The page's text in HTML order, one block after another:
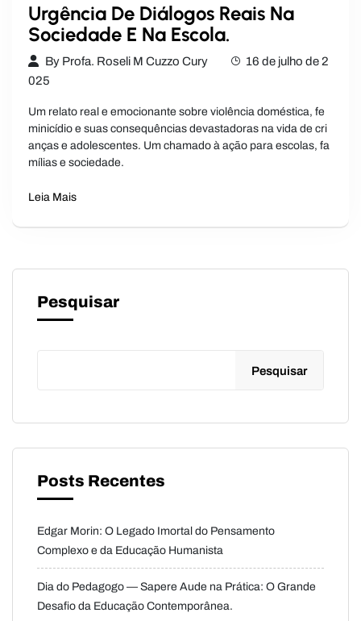
Urgência De Diálogos Reais Na
Sociedade E Na Escola.
By Profa. Roseli M Cuzzo Cury
16 de julho de 2
025
Um relato real e emocionante sobre violência doméstica, fe
minicídio e suas consequências devastadoras na vida de cri
anças e adolescentes. Um chamado à ação para escolas, fa
mílias e sociedade.
Leia Mais
Pesquisar
Pesquisar
Posts Recentes
Edgar Morin: O Legado Imortal do Pensamento
Complexo e da Educação Humanista
Dia do Pedagogo — Sapere Aude na Prática: O Grande
Desafio da Educação Contemporânea.